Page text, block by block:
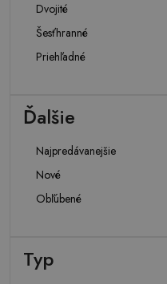
Dvojité
Šesťhranné
Priehľadné
Ďalšie
Najpredávanejšie
Nové
Obľúbené
Typ